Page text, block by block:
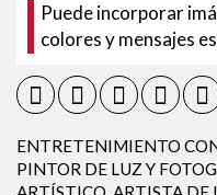
Puede incorporar
colores y mensajes
ENTRETENIMIENTO
PINTOR DE LUZ Y